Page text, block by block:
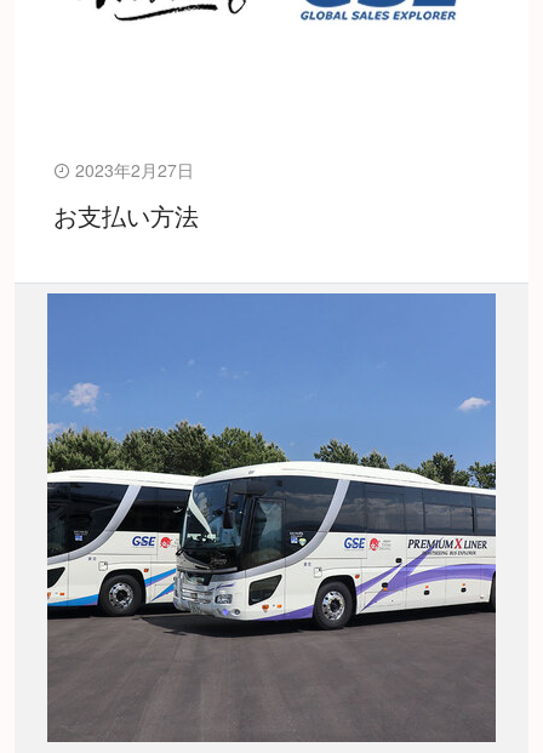
2023年2月27日
お支払い方法